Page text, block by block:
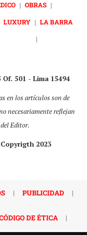
| OBRAS |
LUXURY | LA BARRA
|
501 - Lima 15494
en los artículos son de
necesariamente reflejan
Editor.
2023
| PUBLICIDAD |
DE ÉTICA |